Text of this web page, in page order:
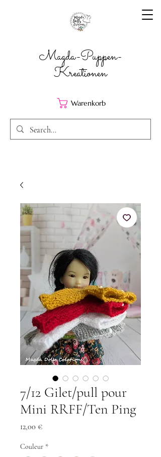
Magda-Puppen-
Kreationen
Warenkorb
7/12 Gilet/pull pour
Mini RRFF/Ten Ping
12,00 €Preis
Couleur *